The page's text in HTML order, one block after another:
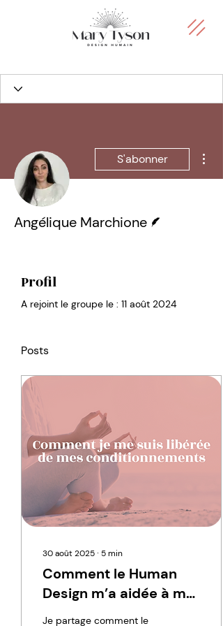
S'abonner
Angélique Marchione
Profil
A rejoint le groupe le : 11 août 2024
Posts
30 août 2025 ∙ 5min
Comment le Human
Design m’a aidée à me
libérer du besoin de
Je partage comment le